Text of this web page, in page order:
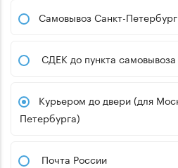
Самовывоз Санкт-Петербург
СДЕК до пункта самовывоза
Курьером до двери (для Москвы и Санкт-
Петербурга)
Почта России